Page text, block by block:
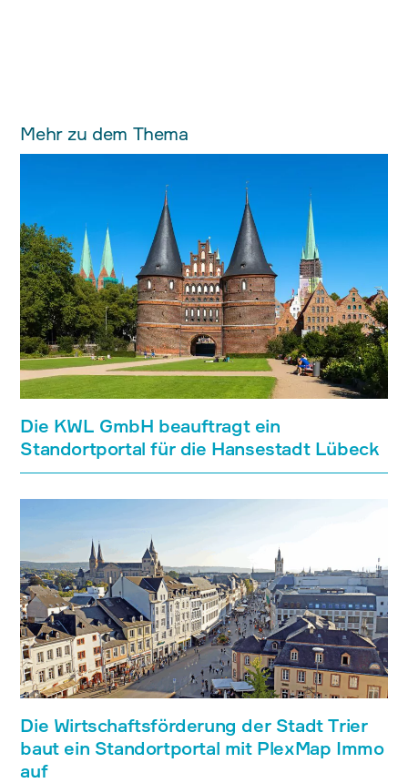
Mehr zu dem Thema
Die KWL GmbH beauftragt ein
Standortportal für die Hansestadt Lübeck
Die Wirtschaftsförderung der Stadt Trier
baut ein Standortportal mit PlexMap Immo
auf